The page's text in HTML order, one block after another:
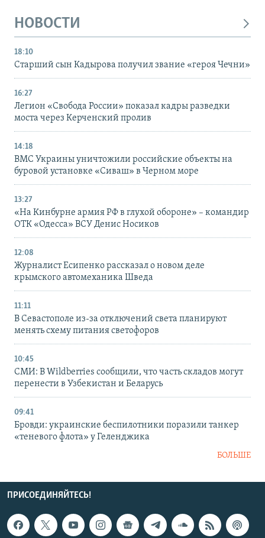
НОВОСТИ
18:10
Старший сын Кадырова получил звание «героя Чечни»
16:27
Легион «Свобода России» показал кадры разведки
моста через Керченский пролив
14:18
ВМС Украины уничтожили российские объекты на
буровой установке «Сиваш» в Черном море
13:27
«На Кинбурне армия РФ в глухой обороне» – командир
ОТК «Одесса» ВСУ Денис Носиков
12:08
Журналист Есипенко рассказал о новом деле
крымского автомеханика Шведа
11:11
В Севастополе из-за отключений света планируют
менять схему питания светофоров
10:45
СМИ: В Wildberries сообщили, что часть складов могут
перенести в Узбекистан и Беларусь
09:41
Бровди: украинские беспилотники поразили танкер
«теневого флота» у Геленджика
БОЛЬШЕ
ПРИСОЕДИНЯЙТЕСЬ!